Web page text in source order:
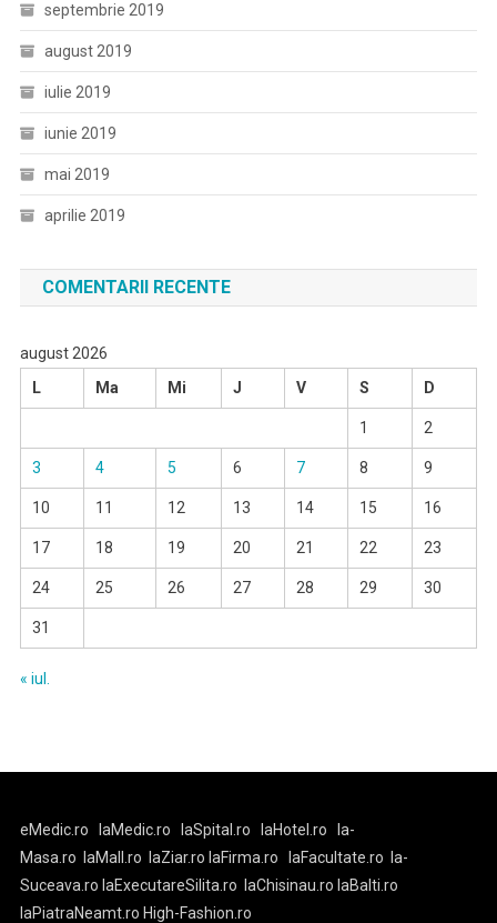
septembrie 2019
august 2019
iulie 2019
iunie 2019
mai 2019
aprilie 2019
COMENTARII RECENTE
august 2026
L
Ma Mi J V S D
1 2
3 4 5 6 7 8 9
10 11 12 13 14 15 16
17 18 19 20 21 22 23
24 25 26 27 28 29 30
31
« iul.
eMedic.ro laMedic.ro laSpital.ro laHotel.ro
la-
Masa.ro
laMall.ro laZiar.ro laFirma.ro laFacultate.ro
la-
Suceava.ro laExecutareSilita.ro laChisinau.ro laBalti.ro
laPiatraNeamt.ro High-Fashion.ro